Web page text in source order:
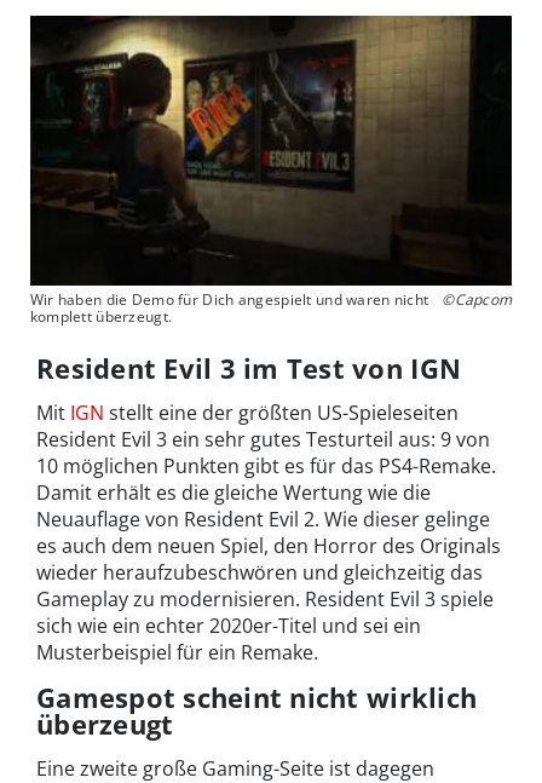
Wir haben die Demo für Dich angespielt und waren nicht
komplett überzeugt.
©Capcom
Resident Evil 3 im Test von IGN
Mit IGN stellt eine der größten US-Spieleseiten
Resident Evil 3 ein sehr gutes Testurteil aus: 9 von
10 möglichen Punkten gibt es für das PS4-Remake.
Damit erhält es die gleiche Wertung wie die
Neuauflage von Resident Evil 2. Wie dieser gelinge
es auch dem neuen Spiel, den Horror des Originals
wieder heraufzubeschwören und gleichzeitig das
Gameplay zu modernisieren. Resident Evil 3 spiele
sich wie ein echter 2020er-Titel und sei ein
Musterbeispiel für ein Remake.
Gamespot scheint nicht wirklich
überzeugt
Eine zweite große Gaming-Seite ist dagegen